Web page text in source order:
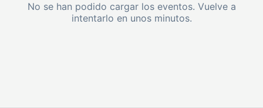
No se han podido cargar los eventos. Vuelve a
intentarlo en unos minutos.